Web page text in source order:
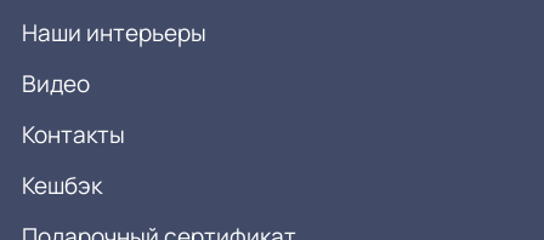
Наши интерьеры
Видео
Контакты
Кешбэк